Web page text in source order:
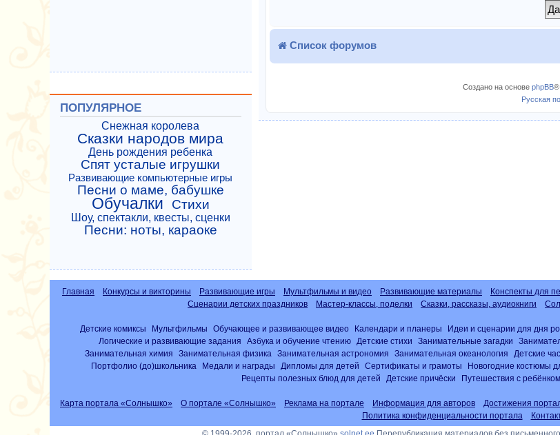
Список форумов
Создано на основеphpBB®
Русская
ПОПУЛЯРНОЕ
Снежная королева
Сказки народов мира
День рождения ребенка
Спят усталые игрушки
Развивающие компьютерные игры
Песни о маме, бабушке
Обучалки Стихи
Шоу, спектакли, квесты, сценки
Песни: ноты, караоке
Главная Конкурсы и викторины Развивающие игры Мультфильмы и видео Развивающие материалы Конспекты для
Сценарии детских праздников
Мастер-классы, поделки Сказки, рассказы, аудиокниги
Детские комиксы Мультфильмы Обучающее и развивающее видео Календари и планеры Идеи и сценарии для дня
Логические и развивающие задания
Азбука и обучение чтению Детские стихи Занимательные загадки
Занимательная химия
Занимательная физика Занимательная астрономия Занимательная океанология Детские
Портфолио (до)школьника
Медали и награды Дипломы для детей Сертификаты и грамоты Новогодние костюмы
Рецепты полезных блюд для детей
Детские причёски Путешествия с ребёнком
Карта портала «Солнышко» О портале «Солнышко» Реклама на портале Информация для авторов Достижения
Политика конфиденциальности портала